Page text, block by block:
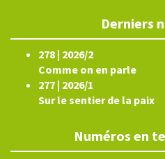
Derniers
278 | 2026/2
Comme on en parle
277 | 2026/1
Sur le sentier de la paix
Numéros en